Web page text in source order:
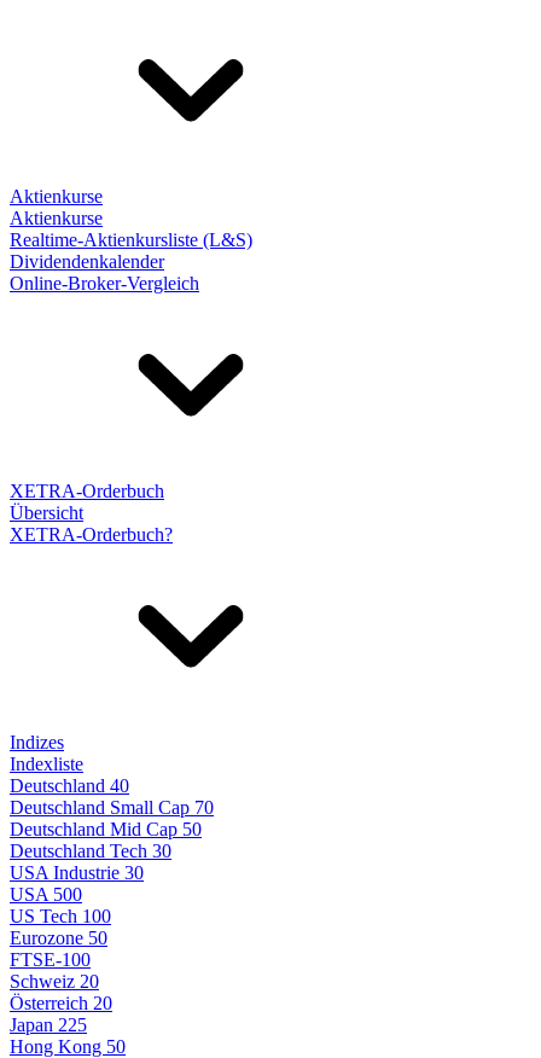
Aktienkurse
Aktienkurse
Realtime-Aktienkursliste (L&S)
Dividendenkalender
Online-Broker-Vergleich
XETRA-Orderbuch
Übersicht
XETRA-Orderbuch?
Indizes
Indexliste
Deutschland 40
Deutschland Small Cap 70
Deutschland Mid Cap 50
Deutschland Tech 30
USA Industrie 30
USA 500
US Tech 100
Eurozone 50
FTSE-100
Schweiz 20
Österreich 20
Japan 225
Hong Kong 50